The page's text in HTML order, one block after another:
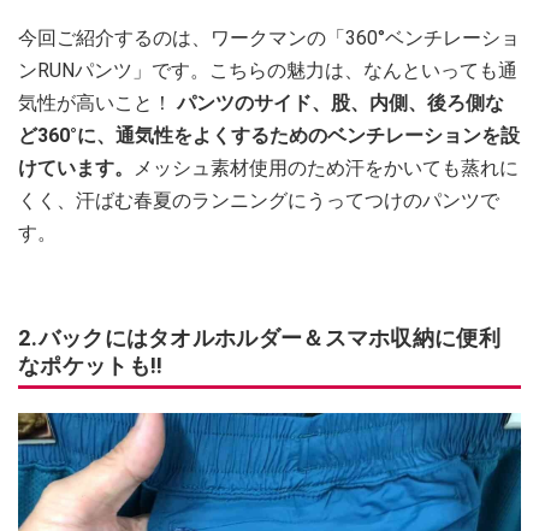
今回ご紹介するのは、ワークマンの「360°ベンチレーショ
ンRUNパンツ」です。こちらの魅力は、なんといっても通
気性が高いこと！ パンツのサイド、股、内側、後ろ側な
ど360°に、通気性をよくするためのベンチレーションを設
けています。
メッシュ素材使用のため汗をかいても蒸れに
くく、汗ばむ春夏のランニングにうってつけのパンツで
す。
2.バックにはタオルホルダー＆スマホ収納に便利
なポケットも!!